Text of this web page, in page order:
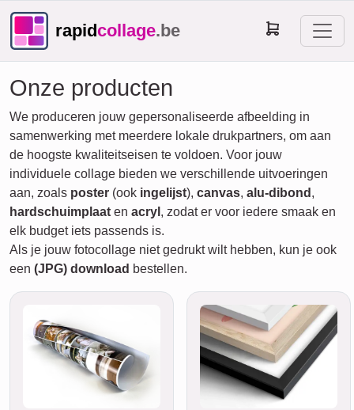
rapidcollage.be
Onze producten
We produceren jouw gepersonaliseerde afbeelding in
samenwerking met meerdere lokale drukpartners, om aan
de hoogste kwaliteitseisen te voldoen. Voor jouw
individuele collage bieden we verschillende uitvoeringen
aan, zoals poster (ook ingelijst), canvas, alu-dibond ,
hardschuimplaat en acryl , zodat er voor iedere smaak en
elk budget iets passends is.
Als je jouw fotocollage niet gedrukt wilt hebben, kun je ook
een (JPG) download bestellen.